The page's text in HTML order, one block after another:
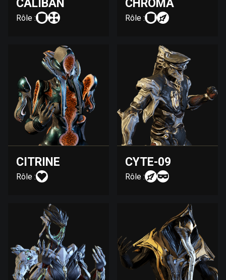
CALIBAN
Rôle :
CHROMA
Rôle :
CITRINE
Rôle :
CYTE-09
Rôle :